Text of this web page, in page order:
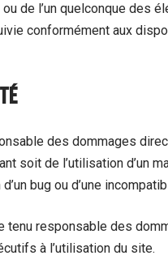
de l’un quelconque des
conformément aux
des dommages
soit de l’utilisation d’un
bug ou d’une
tenu responsable des
à l’utilisation du site.